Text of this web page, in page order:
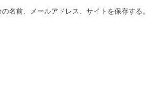
名前、メールアドレス、サイトを保存する。